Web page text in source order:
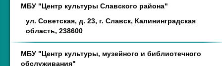
МБУ "Центр культуры Славского района"
ул. Советская, д. 23, г. Славск, Калининградская
область, 238600
МБУ "Центр культуры, музейного и библиотечного
обслуживания"